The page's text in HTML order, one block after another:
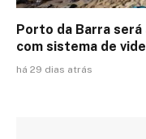
Porto da Barra será
com sistema de
há 29 dias atrás